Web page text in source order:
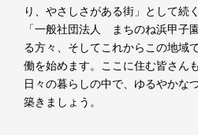
り、やさしさがある街」として続
「一般社団法人 まちのね浜甲子
る方々、そしてこれからこの地域
働を始めます。ここに住む皆さん
日々の暮らしの中で、ゆるやかな
築きましょう。